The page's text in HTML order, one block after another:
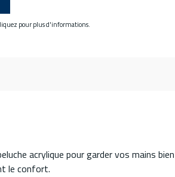
pour plus d'informations.
acrylique pour garder vos mains
le confort.